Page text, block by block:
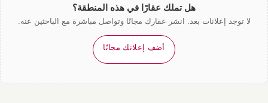
هل تملك عقارًا في هذه المنطقة؟
لا توجد إعلانات بعد. انشر عقارك مجانًا وتواصل مباشرة مع الباحثين عنه.
أضف إعلانك مجانًا